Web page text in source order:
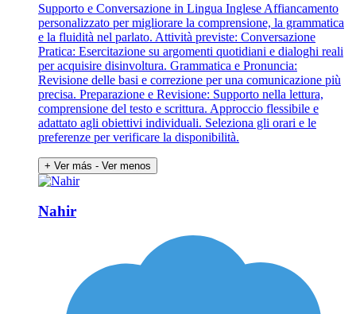
Supporto e Conversazione in Lingua Inglese Affiancamento
personalizzato per migliorare la comprensione, la grammatica
e la fluidità nel parlato. Attività previste: Conversazione
Pratica: Esercitazione su argomenti quotidiani e dialoghi reali
per acquisire disinvoltura. Grammatica e Pronuncia:
Revisione delle basi e correzione per una comunicazione più
precisa. Preparazione e Revisione: Supporto nella lettura,
comprensione del testo e scrittura. Approccio flessibile e
adattato agli obiettivi individuali. Seleziona gli orari e le
preferenze per verificare la disponibilità.
+ Ver más - Ver menos
Nahir